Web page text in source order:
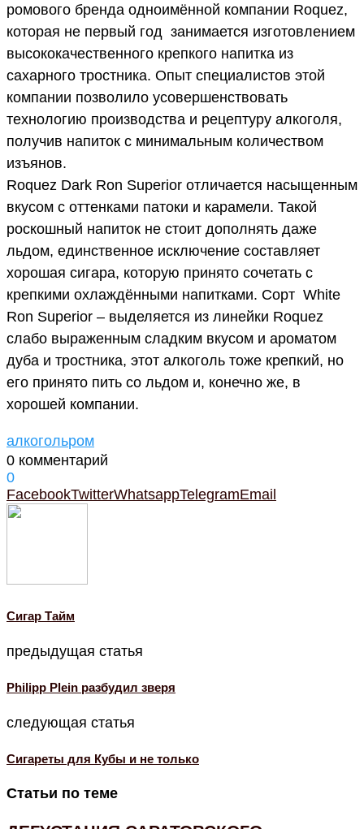
ромового бренда одноимённой компании Roquez,
которая не первый год занимается изготовлением
высококачественного крепкого напитка из
сахарного тростника. Опыт специалистов этой
компании позволило усовершенствовать
технологию производства и рецептуру алкоголя,
получив напиток с минимальным количеством
изъянов.
Roquez Dark Ron Superior отличается насыщенным
вкусом с оттенками патоки и карамели. Такой
роскошный напиток не стоит дополнять даже
льдом, единственное исключение составляет
хорошая сигара, которую принято сочетать с
крепкими охлаждёнными напитками. Сорт White
Ron Superior – выделяется из линейки Roquez
слабо выраженным сладким вкусом и ароматом
дуба и тростника, этот алкоголь тоже крепкий, но
его принято пить со льдом и, конечно же, в
хорошей компании.
алкогольром
0 комментарий
0
FacebookTwitterWhatsappTelegramEmail
Cигар Тайм
предыдущая статья
Philipp Plein разбудил зверя
следующая статья
Сигареты для Кубы и не только
Статьи по теме